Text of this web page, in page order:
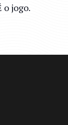
o jogo.